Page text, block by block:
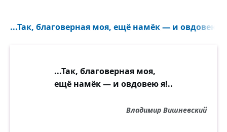
...Так, благоверная моя, ещё намёк — и овдовею
...Так, благоверная моя,
ещё намёк — и овдовею я!..
Владимир Вишневский